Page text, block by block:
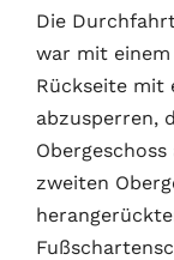
Die
war mit einem
Rückseite mit
abzusperren,
zweiten